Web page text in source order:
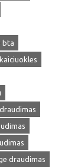
bta
draudimas